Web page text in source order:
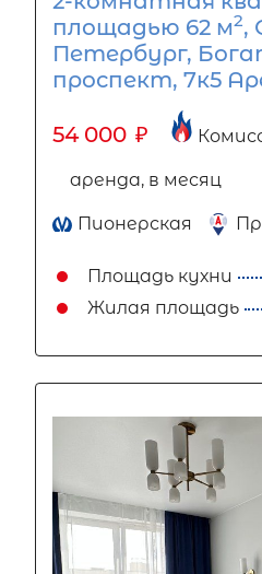
площадью 62 м2,
Петербург,
проспект, 7к5
54 000 ₽
аренда, в месяц
Пионерская
Площадь кухни
Жилая площадь